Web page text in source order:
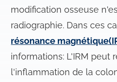
modification osseuse
radiographie. Dans ces
résonance
informations: L'IRM peut
l'inflammation de la